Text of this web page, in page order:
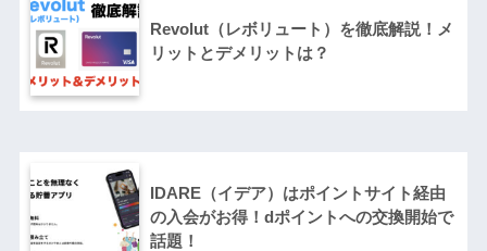
Revolut（レボリュート）を徹底解説！メ
リットとデメリットは？
IDARE（イデア）はポイントサイト経由
の入会がお得！dポイントへの交換開始で
話題！